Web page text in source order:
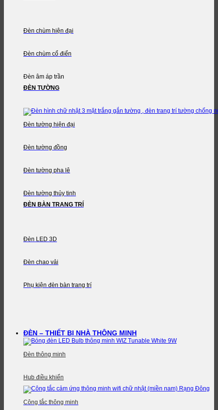
Đèn chùm hiện đại
Đèn chùm cổ điển
Đèn âm áp trần
ĐÈN TƯỜNG
Đèn tường hiện đại
Đèn tường đồng
Đèn tường pha lê
Đèn tường thủy tinh
ĐÈN BÀN TRANG TRÍ
Đèn LED 3D
Đèn chao vải
Phụ kiện đèn bàn trang trí
ĐÈN – THIẾT BỊ NHÀ THÔNG MINH
Đèn thông minh
Hub điều khiển
Công tắc thông minh